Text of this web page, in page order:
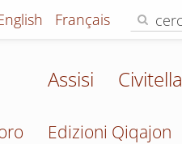
Français
Assisi Civitella
Edizioni Qiqajon